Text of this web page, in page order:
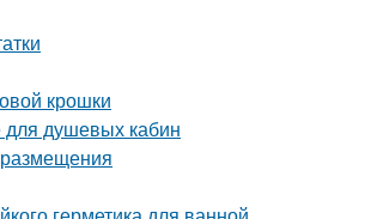
крошки
для душевых кабин